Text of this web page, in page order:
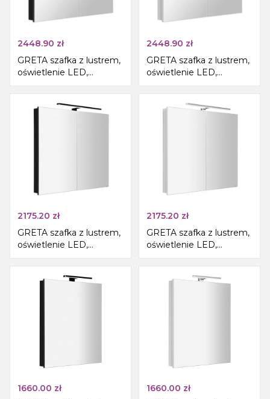
2448.90 zł
GRETA szafka z lustrem,
oświetlenie LED,
101x70x14cm, czarny
mat
2448.90 zł
GRETA szafka z lustrem,
oświetlenie LED,
101x70x14cm, biały mat
2175.20 zł
GRETA szafka z lustrem,
oświetlenie LED,
81x70x14cm, czarny mat
2175.20 zł
GRETA szafka z lustrem,
oświetlenie LED,
81x70x14cm, biały mat
1660.00 zł
1660.00 zł